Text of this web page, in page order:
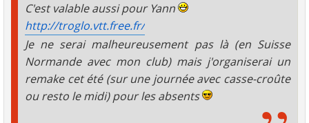
C'est valable aussi pour Yann
http://troglo.vtt.free.fr/
Je ne serai malheureusement pas là (en Suisse
Normande avec mon club) mais j'organiserai un
remake cet été (sur une journée avec casse-croûte
ou resto le midi) pour les absents